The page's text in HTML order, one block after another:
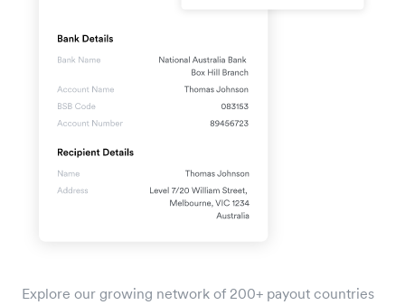
Explore our growing network of 200+ payout countries